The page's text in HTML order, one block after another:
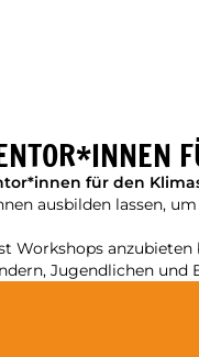
für den
ausbilden lassen,
Workshops
Jugendlichen und